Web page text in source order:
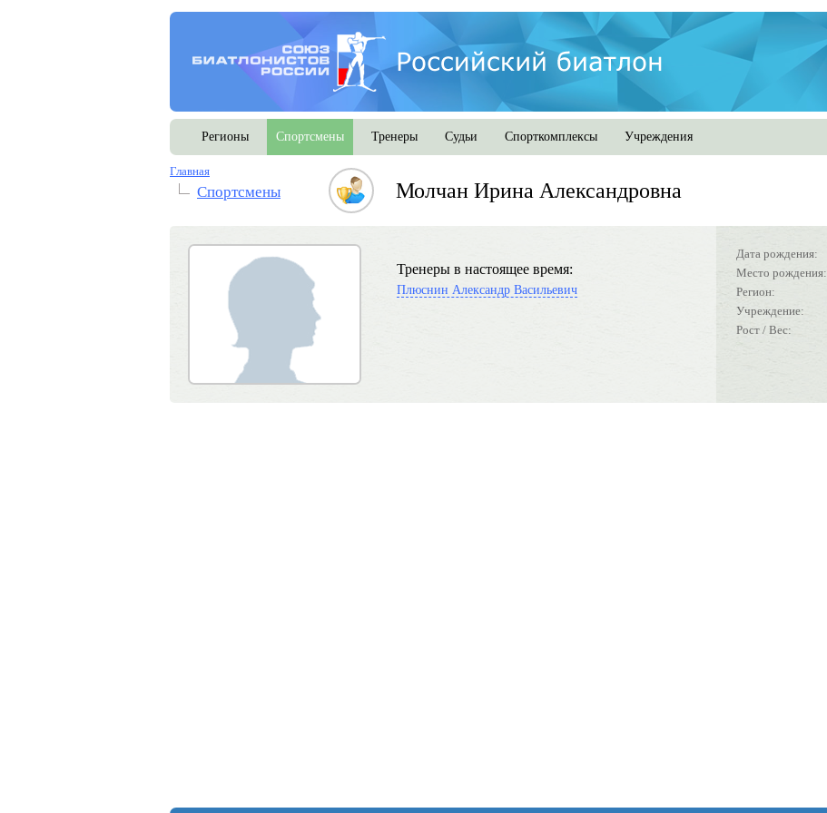
Регионы Спортсмены Тренеры Судьи Спорткомплексы Учреждения
Главная
Спортсмены Молчан Ирина Александровна
Дата рождения:
Место рождения:
Регион:
Учреждение:
Рост / Вес:
Тренеры в настоящее время:
Плюснин Александр Васильевич